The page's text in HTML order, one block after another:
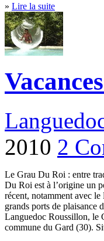
» Lire la suite
2010 2
Le Grau Du Roi : entre
Du Roi est à l’origine un
récent, notamment avec
grands ports de plaisance
Languedoc Roussillon, le
commune du Gard (30).